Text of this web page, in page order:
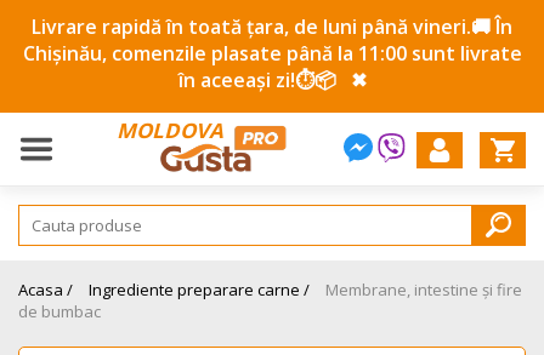
Livrare rapidă în toată țara, de luni până vineri.🚚 În
Chișinău, comenzile plasate până la 11:00 sunt livrate
în aceeași zi!⏱️📦 ✖
MOLDOVA
Acasa / Ingrediente preparare carne /
Membrane, intestine și fire
de bumbac